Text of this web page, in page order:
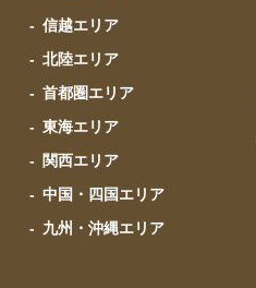
信越エリア
北陸エリア
首都圏エリア
東海エリア
関西エリア
中国・四国エリア
九州・沖縄エリア